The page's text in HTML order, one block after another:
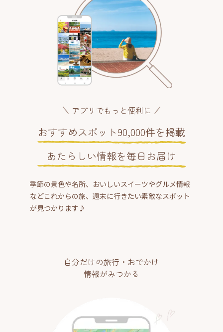
アプリでもっと便利に
おすすめスポット90,000件を掲載
あたらしい情報を毎日お届け
季節の景色や名所、おいしいスイーツやグルメ情報
などこれからの旅、週末に行きたい素敵なスポット
が見つかります♪
自分だけの旅行・おでかけ
情報がみつかる